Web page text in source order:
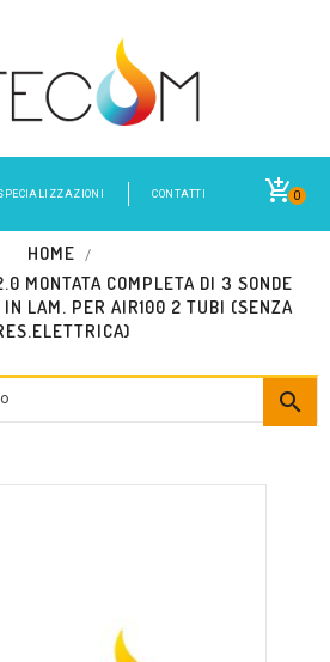
0
CONTATTI
HOME
MONTATA COMPLETA DI 3 SONDE
IN LAM. PER AIR100 2 TUBI (SENZA
